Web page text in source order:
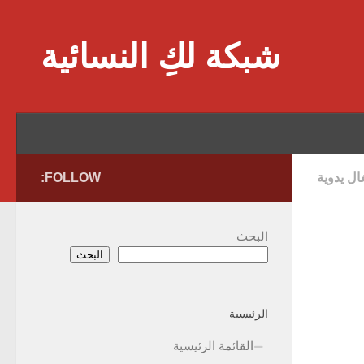
شبكة لكِ النسائية
يدوية FOLLOW:
البحث
البحث
الرئيسية
القائمة الرئيسية